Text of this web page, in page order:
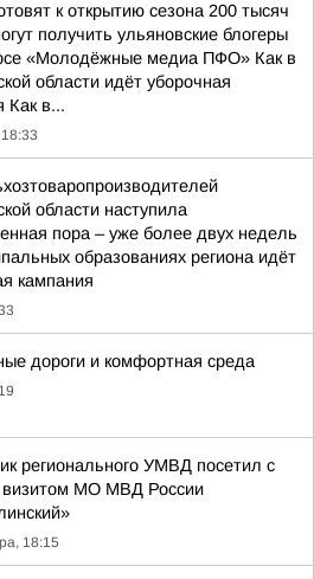
к открытию сезона 200 тысяч
получить ульяновские блогеры
«Молодёжные медиа ПФО» Как в
области идёт уборочная
Как в...
области наступила
пора – уже более двух недель
образованиях региона идёт
кампания
дороги и комфортная среда
регионального УМВД посетил с
визитом МО МВД России
18:15